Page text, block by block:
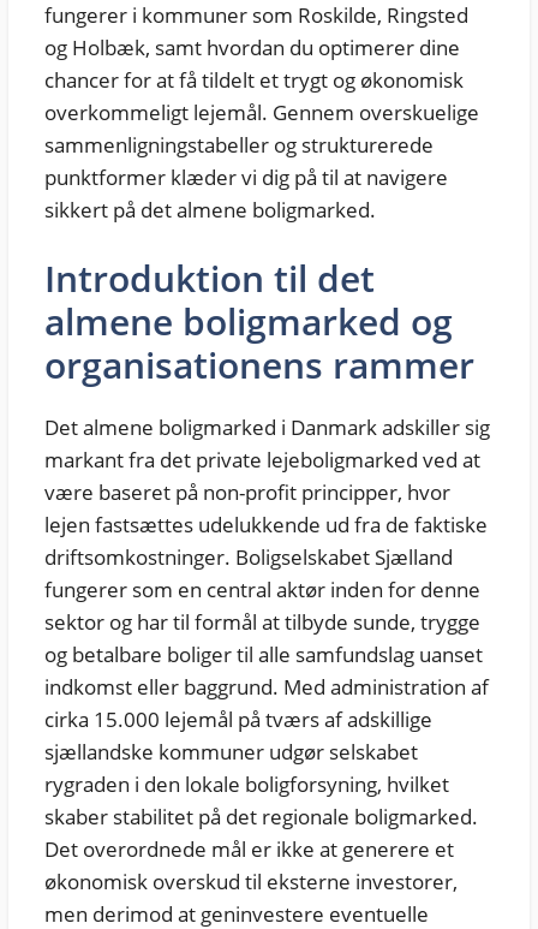
fungerer i kommuner som Roskilde, Ringsted
og Holbæk, samt hvordan du optimerer dine
chancer for at få tildelt et trygt og økonomisk
overkommeligt lejemål. Gennem overskuelige
sammenligningstabeller og strukturerede
punktformer klæder vi dig på til at navigere
sikkert på det almene boligmarked.
Introduktion til det
almene boligmarked og
organisationens rammer
Det almene boligmarked i Danmark adskiller sig
markant fra det private lejeboligmarked ved at
være baseret på non-profit principper, hvor
lejen fastsættes udelukkende ud fra de faktiske
driftsomkostninger. Boligselskabet Sjælland
fungerer som en central aktør inden for denne
sektor og har til formål at tilbyde sunde, trygge
og betalbare boliger til alle samfundslag uanset
indkomst eller baggrund. Med administration af
cirka 15.000 lejemål på tværs af adskillige
sjællandske kommuner udgør selskabet
rygraden i den lokale boligforsyning, hvilket
skaber stabilitet på det regionale boligmarked.
Det overordnede mål er ikke at generere et
økonomisk overskud til eksterne investorer,
men derimod at geninvestere eventuelle